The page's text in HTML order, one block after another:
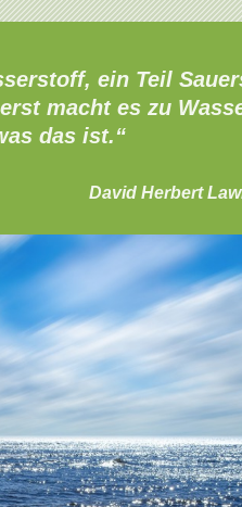
ein Teil
macht es zu
das ist.“
David Herbert